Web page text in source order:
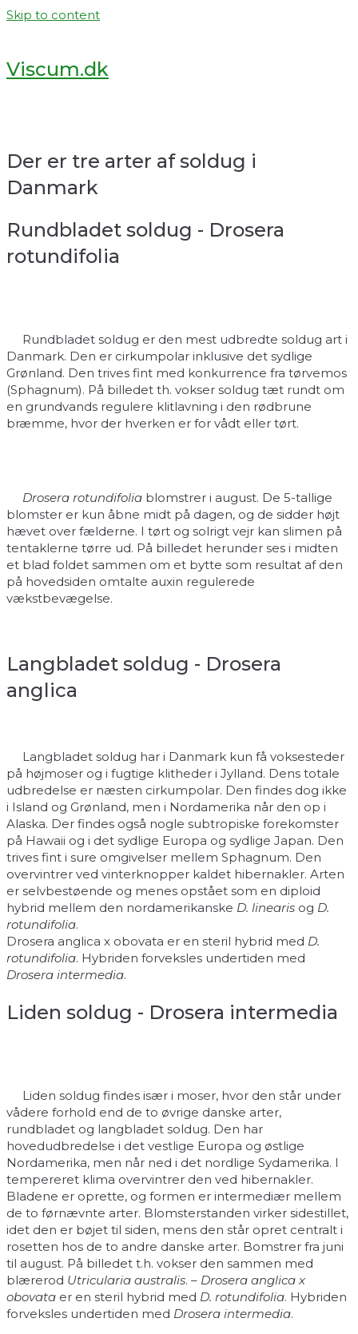
Skip to content
Viscum.dk
Der er tre arter af soldug i
Danmark
Rundbladet soldug - Drosera
rotundifolia
Rundbladet soldug er den mest udbredte soldug art i
Danmark. Den er cirkumpolar inklusive det sydlige
Grønland. Den trives fint med konkurrence fra tørvemos
(Sphagnum). På billedet th. vokser soldug tæt rundt om
en grundvands regulere klitlavning i den rødbrune
bræmme, hvor der hverken er for vådt eller tørt.
Drosera rotundifolia blomstrer i august. De 5-tallige
blomster er kun åbne midt på dagen, og de sidder højt
hævet over fælderne. I tørt og solrigt vejr kan slimen på
tentaklerne tørre ud. På billedet herunder ses i midten
et blad foldet sammen om et bytte som resultat af den
på hovedsiden omtalte auxin regulerede
vækstbevægelse.
Langbladet soldug - Drosera
anglica
Langbladet soldug har i Danmark kun få voksesteder
på højmoser og i fugtige klitheder i Jylland. Dens totale
udbredelse er næsten cirkumpolar. Den findes dog ikke
i Island og Grønland, men i Nordamerika når den op i
Alaska. Der findes også nogle subtropiske forekomster
på Hawaii og i det sydlige Europa og sydlige Japan. Den
trives fint i sure omgivelser mellem Sphagnum. Den
overvintrer ved vinterknopper kaldet hibernakler. Arten
er selvbestøende og menes opstået som en diploid
hybrid mellem den nordamerikanske D. linearis og D.
rotundifolia.
Drosera anglica x obovata er en steril hybrid med D.
rotundifolia. Hybriden forveksles undertiden med
Drosera intermedia.
Liden soldug - Drosera intermedia
Liden soldug findes især i moser, hvor den står under
vådere forhold end de to øvrige danske arter,
rundbladet og langbladet soldug. Den har
hovedudbredelse i det vestlige Europa og østlige
Nordamerika, men når ned i det nordlige Sydamerika. I
tempereret klima overvintrer den ved hibernakler.
Bladene er oprette, og formen er intermediær mellem
de to førnævnte arter. Blomsterstanden virker sidestillet,
idet den er bøjet til siden, mens den står opret centralt i
rosetten hos de to andre danske arter. Bomstrer fra juni
til august. På billedet t.h. vokser den sammen med
blærerod Utricularia australis. – Drosera anglica x
obovata er en steril hybrid med D. rotundifolia. Hybriden
forveksles undertiden med Drosera intermedia.